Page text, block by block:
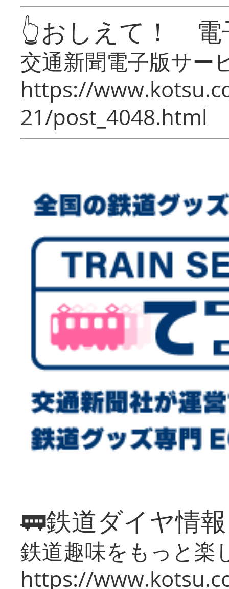
👆おしえて！ 電
交通新聞電子版サー
https://
21/post_4048.html
🚃鉄道ダイヤ情
鉄道趣味をもっと楽
https://